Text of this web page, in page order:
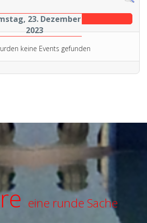
23. Dezember
2023
keine Events gefunden
eine runde Sache